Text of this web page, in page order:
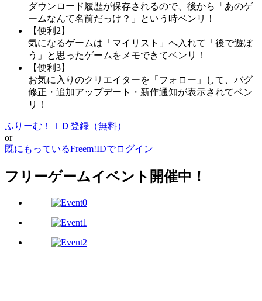
ダウンロード履歴が保存されるので、後から「あのゲ
ームなんて名前だっけ？」という時ベンリ！
【便利2】
気になるゲームは「マイリスト」へ入れて「後で遊ぼ
う」と思ったゲームをメモできてベンリ！
【便利3】
お気に入りのクリエイターを「フォロー」して、バグ
修正・追加アップデート・新作通知が表示されてベン
リ！
ふりーむ！ＩＤ登録（無料）
or
既にもっているFreem!IDでログイン
フリーゲームイベント開催中！